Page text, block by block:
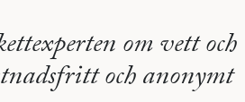
om vett och
och anonymt